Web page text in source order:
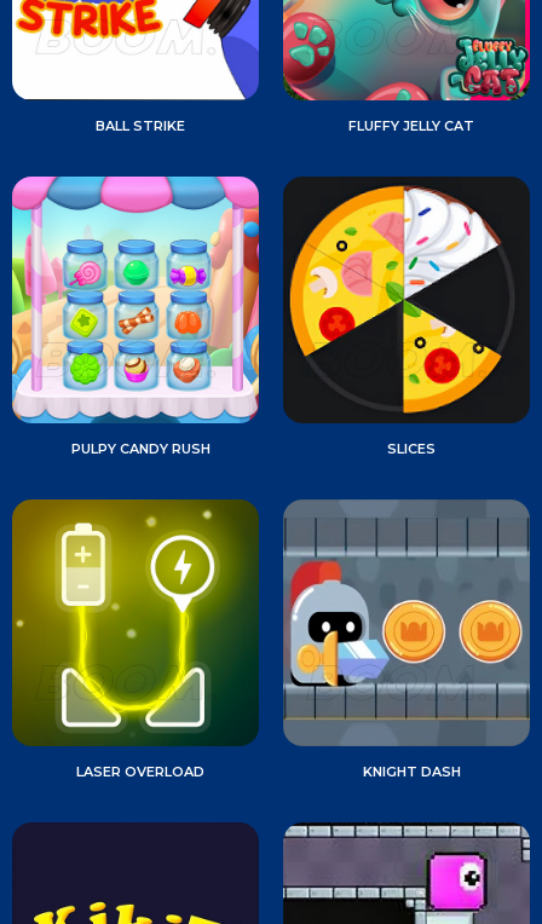
BALL STRIKE FLUFFY JELLY CAT
PULPY CANDY RUSH SLICES
LASER OVERLOAD KNIGHT DASH